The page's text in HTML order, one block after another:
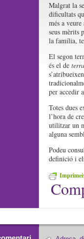
Malgrat la
dificultats
més a
seus mèrits
la família,
El segon
és el de
per accedir
Totes dues
l’hora de
utilitzar un
alguna
Podeu
definició i